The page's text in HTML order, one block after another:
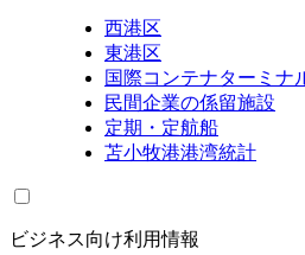
西港区
東港区
国際コンテナターミナ
民間企業の係留施設
定期・定航船
苫小牧港港湾統計
ビジネス向け利用情報